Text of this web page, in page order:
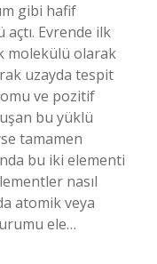
gibi hafif
Evrende ilk
molekülü olarak
uzayda tespit
ve pozitif
bu yüklü
tamamen
bu iki elementi
nasıl
atomik veya
ele…